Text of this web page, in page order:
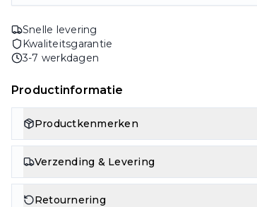
Snelle levering
Kwaliteitsgarantie
3-7 werkdagen
Productinformatie
Productkenmerken
Verzending & Levering
Retournering